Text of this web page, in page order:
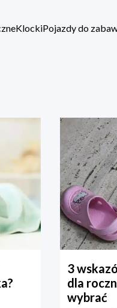
KlockiPojazdy do
3
dla
wybrać